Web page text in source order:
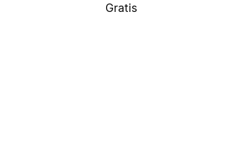
Gratis